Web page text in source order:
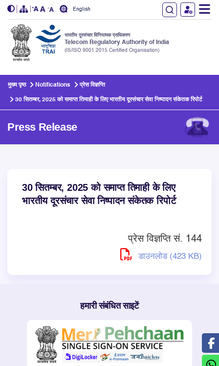
English
भारतीय दूरसंचार विनियामक प्राधिकरण
Telecom Regulatory Authority of India
(IS/ISO 9001:2015 Certified Organisation)
मुख्य पृष्ठ Notifications प्रेस विज्ञप्ति
30 सितम्बर, 2025 को समाप्त तिमाही के लिए भारतीय दूरसंचार सेवा निष्पादन संकेतक रिपोर्ट
Press Release
30 सितम्बर, 2025 को समाप्त तिमाही के लिए
भारतीय दूरसंचार सेवा निष्पादन संकेतक रिपोर्ट
प्रेस विज्ञप्ति सं. 144
डाउनलोड (423 KB)
हमारी संबंधित साइटें